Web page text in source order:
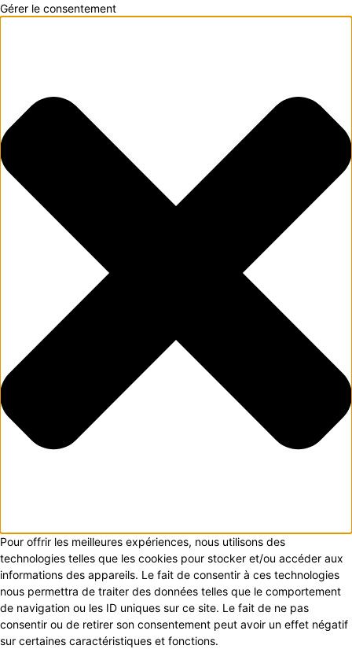
Gérer le consentement
Pour offrir les meilleures expériences, nous utilisons des
technologies telles que les cookies pour stocker et/ou accéder aux
informations des appareils. Le fait de consentir à ces technologies
nous permettra de traiter des données telles que le comportement
de navigation ou les ID uniques sur ce site. Le fait de ne pas
consentir ou de retirer son consentement peut avoir un effet négatif
sur certaines caractéristiques et fonctions.